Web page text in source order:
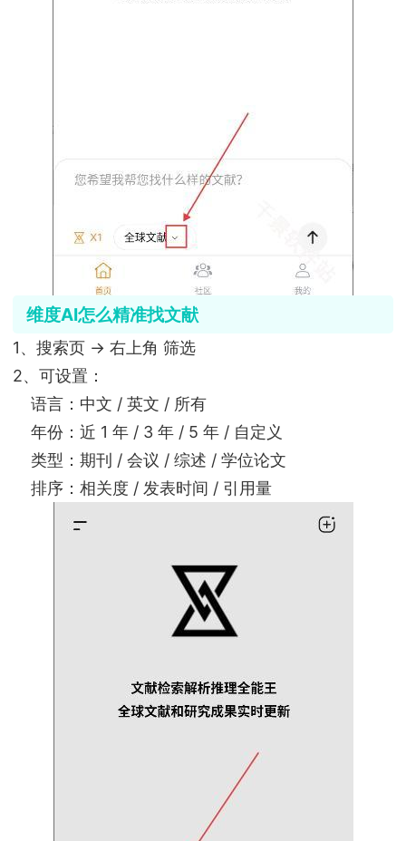
维度AI怎么精准找文献
1、搜索页 → 右上角 筛选
2、可设置：
语言：中文 / 英文 / 所有
年份：近 1 年 / 3 年 / 5 年 / 自定义
类型：期刊 / 会议 / 综述 / 学位论文
排序：相关度 / 发表时间 / 引用量